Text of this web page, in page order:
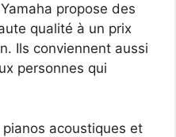
propose des
qualité à un prix
Ils conviennent aussi
personnes qui
acoustiques et